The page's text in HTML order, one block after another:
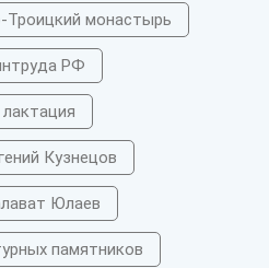
Троицкий монастырь
РФ
лактация
Кузнецов
Юлаев
памятников